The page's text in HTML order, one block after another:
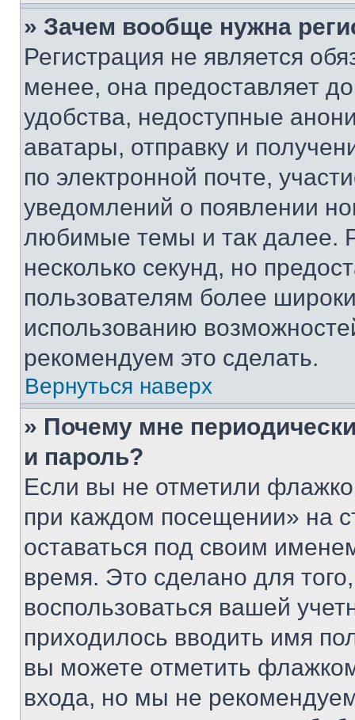
» Зачем вообще нужна
Регистрация не является
менее, она предоставляет
удобства, недоступные
аватары, отправку и
по электронной почте,
уведомлений о появлении
любимые темы и так далее.
несколько секунд, но
пользователям более
использованию
рекомендуем это сделать.
Вернуться наверх
» Почему мне
и пароль?
Если вы не отметили
при каждом посещении» на
оставаться под своим
время. Это сделано для
воспользоваться вашей
приходилось вводить имя
вы можете отметить
входа, но мы не